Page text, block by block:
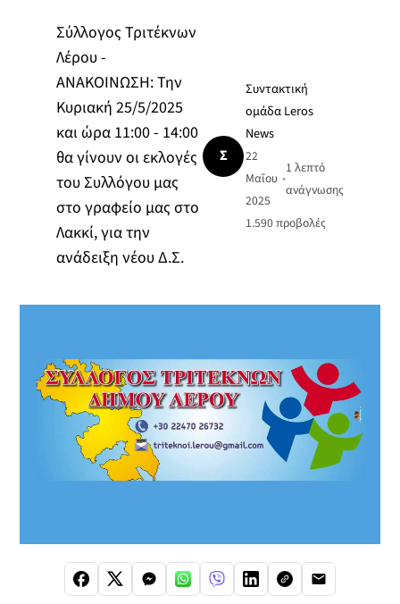
Σύλλογος Τριτέκνων
Λέρου -
ΑΝΑΚΟΙΝΩΣΗ: Την
Κυριακή 25/5/2025
και ώρα 11:00 - 14:00
θα γίνουν οι εκλογές
του Συλλόγου μας
στο γραφείο μας στο
Λακκί, για την
ανάδειξη νέου Δ.Σ.
Σ
Συντακτική
ομάδα Leros
News
22
Μαΐου
2025
•
1 λεπτό
ανάγνωσης
1.590προβολές